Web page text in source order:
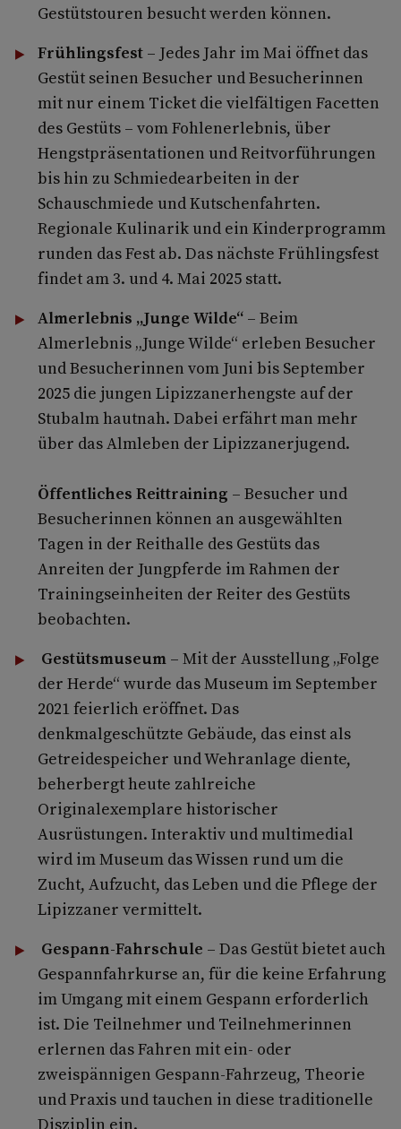
Gestütstouren besucht werden können.
Frühlingsfest– Jedes Jahr im Mai öffnet das
Gestüt seinen Besucher und Besucherinnen
mit nur einem Ticket die vielfältigen Facetten
des Gestüts – vom Fohlenerlebnis, über
Hengstpräsentationen und Reitvorführungen
bis hin zu Schmiedearbeiten in der
Schauschmiede und Kutschenfahrten.
Regionale Kulinarik und ein Kinderprogramm
runden das Fest ab. Das nächste Frühlingsfest
findet am 3. und 4. Mai 2025 statt.
Almerlebnis „Junge Wilde“– Beim
Almerlebnis „Junge Wilde“ erleben Besucher
und Besucherinnen vom Juni bis September
2025 die jungen Lipizzanerhengste auf der
Stubalm hautnah. Dabei erfährt man mehr
über das Almleben der Lipizzanerjugend.
Öffentliches Reittraining – Besucher und
Besucherinnen können an ausgewählten
Tagen in der Reithalle des Gestüts das
Anreiten der Jungpferde im Rahmen der
Trainingseinheiten der Reiter des Gestüts
beobachten.
Gestütsmuseum– Mit der Ausstellung „Folge
der Herde“ wurde das Museum im September
2021 feierlich eröffnet. Das
denkmalgeschützte Gebäude, das einst als
Getreidespeicher und Wehranlage diente,
beherbergt heute zahlreiche
Originalexemplare historischer
Ausrüstungen. Interaktiv und multimedial
wird im Museum das Wissen rund um die
Zucht, Aufzucht, das Leben und die Pflege der
Lipizzaner vermittelt.
Gespann-Fahrschule – Das Gestüt bietet auch
Gespannfahrkurse an, für die keine Erfahrung
im Umgang mit einem Gespann erforderlich
ist. Die Teilnehmer und Teilnehmerinnen
erlernen das Fahren mit ein- oder
zweispännigen Gespann-Fahrzeug, Theorie
und Praxis und tauchen in diese traditionelle
Disziplin ein.